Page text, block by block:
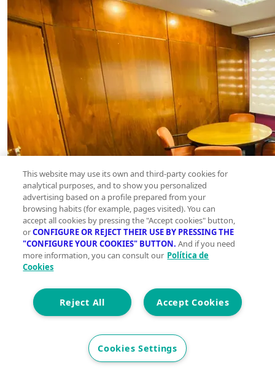
This website may use its own and third-party cookies for
analytical purposes, and to show you personalized
advertising based on a profile prepared from your
browsing habits (for example, pages visited). You can
accept all cookies by pressing the "Accept cookies" button,
orCONFIGURE OR REJECT THEIR USE BY PRESSING THE
"CONFIGURE YOUR COOKIES" BUTTON. And if you need
more information, you can consult our Política de
Cookies
Accept Cookies
Reject All
Cookies Settings